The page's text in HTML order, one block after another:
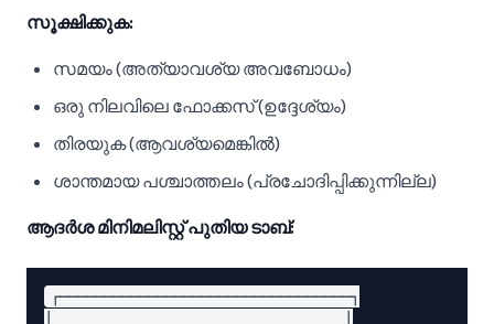
സൂക്ഷിക്കുക:
സമയം (അത്യാവശ്യ അവബോധം)
ഒരു നിലവിലെ ഫോക്കസ് (ഉദ്ദേശ്യം)
തിരയുക (ആവശ്യമെങ്കിൽ)
ശാന്തമായ പശ്ചാത്തലം (പ്രചോദിപ്പിക്കുന്നില്ല)
ആദർശ മിനിമലിസ്റ്റ് പുതിയ ടാബ്:
┌─────────────────────────────────┐